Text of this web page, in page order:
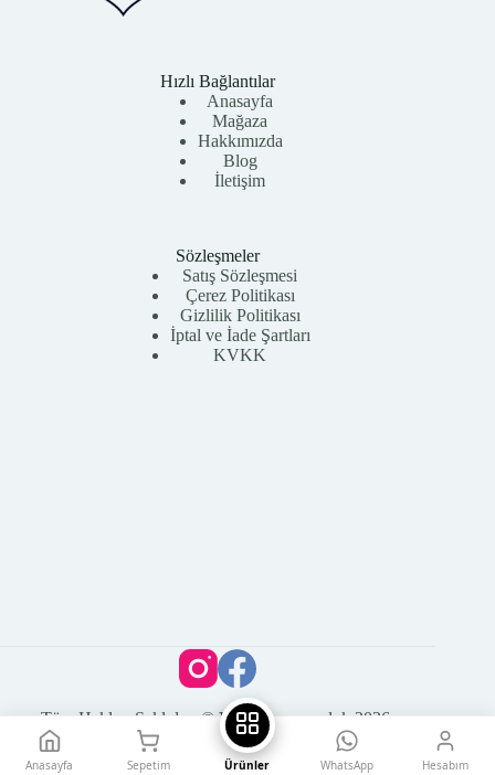
Hızlı Bağlantılar
Anasayfa
Mağaza
Hakkımızda
Blog
İletişim
Sözleşmeler
Satış Sözleşmesi
Çerez Politikası
Gizlilik Politikası
İptal ve İade Şartları
KVKK
Tüm Hakları Saklıdır. © Vega Kuyumculuk 2026
Anasayfa Sepetim Ürünler WhatsApp Hesabım